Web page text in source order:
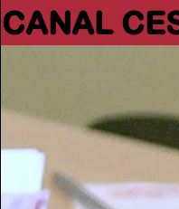
CANAL